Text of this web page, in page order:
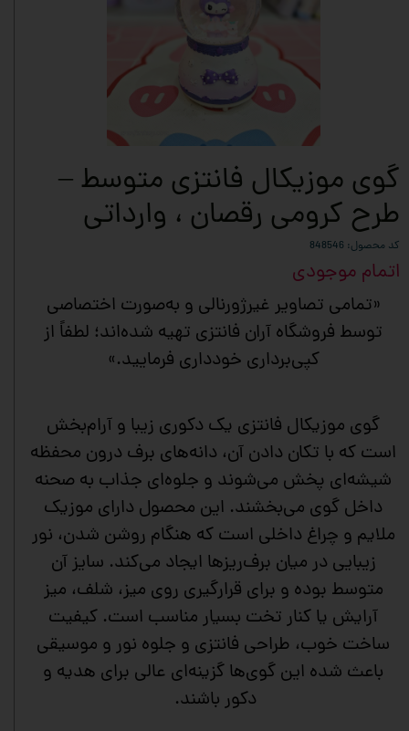
گوی موزیکال فانتزی متوسط –
طرح کرومی رقصان ، وارداتی
کد محصول: 848546
اتمام موجودی
«تمامی تصاویر غیرژورنالی و به‌صورت اختصاصی
توسط فروشگاه آران فانتزی تهیه شده‌اند؛ لطفاً از
کپی‌برداری خودداری فرمایید.»
گوی موزیکال فانتزی یک دکوری زیبا و آرام‌بخش
است که با تکان دادن آن، دانه‌های برف درون محفظه
شیشه‌ای پخش می‌شوند و جلوه‌ای جذاب به صحنه
داخل گوی می‌بخشند. این محصول دارای موزیک
ملایم و چراغ داخلی است که هنگام روشن شدن، نور
زیبایی در میان برف‌ریزها ایجاد می‌کند. سایز آن
متوسط بوده و برای قرارگیری روی میز، شلف، میز
آرایش یا کنار تخت بسیار مناسب است. کیفیت
ساخت خوب، طراحی فانتزی و جلوه نور و موسیقی
باعث شده این گوی‌ها گزینه‌ای عالی برای هدیه و
دکور باشند.